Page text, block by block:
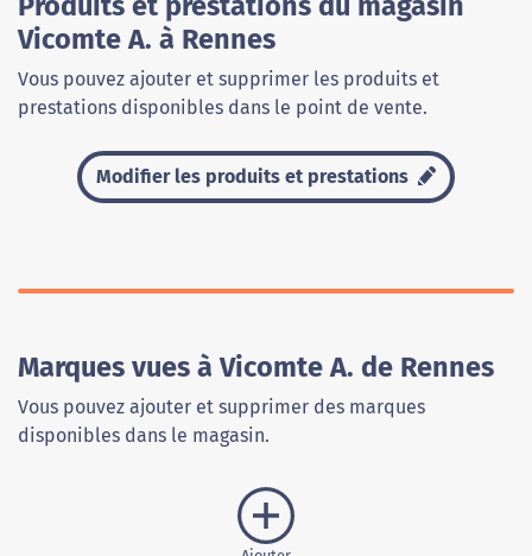
Vicomte A. à Rennes
Vous pouvez ajouter et supprimer les produits et
prestations disponibles dans le point de vente.
Modifier les produits et prestations
Marques vues à Vicomte A. de Rennes
Vous pouvez ajouter et supprimer des marques
disponibles dans le magasin.